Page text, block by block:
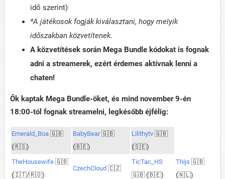
idő szerint)
*A játékosok fogják kiválasztani, hogy melyik
időszakban közvetítenek.
A közvetítések során Mega Bundle kódokat is fognak
adni a streamerek, ezért érdemes aktívnak lenni a
chaten!
Ők kaptak Mega Bundle-öket, és mind november 9-én
18:00-tól fognak streamelni, legkésőbb éjfélig:
Emerald_Boa 🇬🇧
(🇷🇸)
BabyBear🇬🇧
(🇧🇪)
Lilithytv 🇬🇧
(🇸🇪)
TheHousewife 🇬🇧
(🇮🇹/🇷🇴)
CzechCloud 🇨🇿
TicTac_HS
🇬🇧 (🇧🇪)
Thijs 🇬🇧
(🇳🇱)